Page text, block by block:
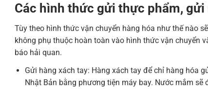
Các hình thức gửi thực phẩm,
Tùy theo hình thức vận chuyển hàng hóa như thế nào
không phụ thuộc hoàn toàn vào hình thức vận chuyển
báo hải quan.
Gửi hàng xách tay: Hàng xách tay để chỉ hàng hóa
Nhật Bản bằng phương tiện máy bay. Nước mắm